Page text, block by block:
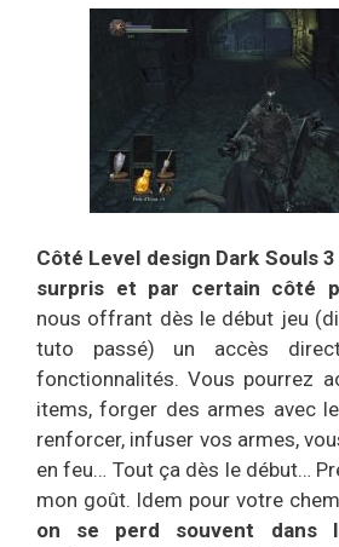
Côté Level design Dark Souls
surpris et par certain côté
nous offrant dès le début jeu
tuto passé) un accès
fonctionnalités. Vous pourrez
items, forger des armes avec
renforcer, infuser vos armes,
en feu… Tout ça dès le début…
mon goût. Idem pour votre
on se perd souvent dans